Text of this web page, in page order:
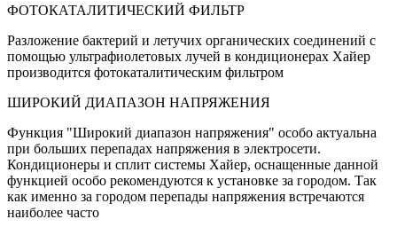
ФОТОКАТАЛИТИЧЕСКИЙ ФИЛЬТР
Разложение бактерий и летучих органических соединений с
помощью ультрафиолетовых лучей в кондиционерах Хайер
производится фотокаталитическим фильтром
ШИРОКИЙ ДИАПАЗОН НАПРЯЖЕНИЯ
Функция "Широкий диапазон напряжения" особо актуальна
при больших перепадах напряжения в электросети.
Кондиционеры и сплит системы Хайер, оснащенные данной
функцией особо рекомендуются к установке за городом. Так
как именно за городом перепады напряжения встречаются
наиболее часто